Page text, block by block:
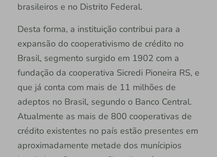
brasileiros e no Distrito Federal.
Desta forma, a instituição contribui para a
expansão do cooperativismo de crédito no
Brasil, segmento surgido em 1902 com a
fundação da cooperativa Sicredi Pioneira RS, e
que já conta com mais de 11 milhões de
adeptos no Brasil, segundo o Banco Central.
Atualmente as mais de 800 cooperativas de
crédito existentes no país estão presentes em
aproximadamente metade dos munícipios